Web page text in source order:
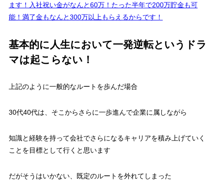
ます！入社祝い金がなんと60万！たった半年で200万貯金も可
能！満了金もなんと300万以上もらえるからです！
基本的に人生において一発逆転というドラ
マは起こらない！
上記のように一般的なルートを歩んだ場合
30代40代は、そこからさらに一歩進んで企業に属しながら
知識と経験を持って会社でさらになるキャリアを積み上げていく
ことを目標として行くと思います
だがそうはいかない、既定のルートを外れてしまった